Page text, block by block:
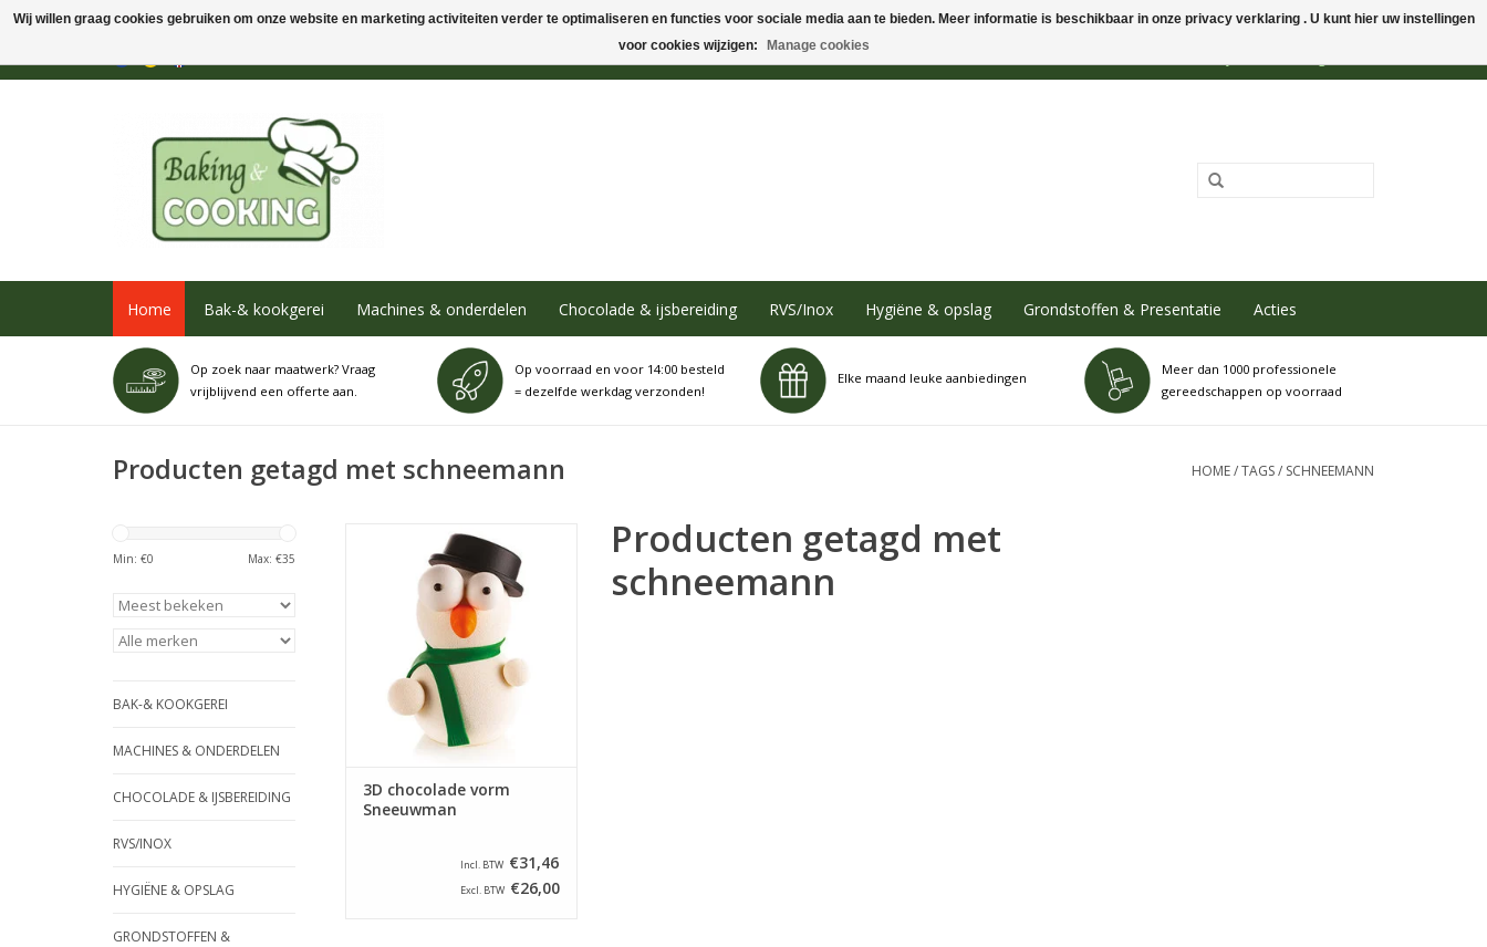
Home Bak-& kookgerei Machines & onderdelen Chocolade & ijsbereiding RVS/Inox Hygiëne & opslag Grondstoffen & Presentatie Acties
Op zoek naar maatwerk? Vraag
vrijblijvend een offerte aan.
Op voorraad en voor 14:00 besteld
= dezelfde werkdag verzonden!
Elke maand leuke aanbiedingen
Meer dan 1000 professionele
gereedschappen op voorraad
Producten getagd met schneemann HOME/TAGS/ SCHNEEMANN
Min: €0 Max: €35
BAK-& KOOKGEREI
MACHINES & ONDERDELEN
CHOCOLADE & IJSBEREIDING
RVS/INOX
HYGIËNE & OPSLAG
GRONDSTOFFEN &
Kit bestaande uit 4
thermogevormde mallen de
realisatie van een 3D-
chocoladevorm in de vorm van
een sneeuwpop.
TOEVOEGEN AAN WINKELWAGEN
3D chocolade vorm
Sneeuwman
Incl. BTW €31,46
Excl. BTW €26,00
Producten getagd met
schneemann
Wij willen graag cookies gebruiken om onze website en marketing activiteiten verder te optimaliseren en functies voor sociale media aan te bieden. Meer informatie is beschikbaar in onze privacy verklaring . U kunt hier uw instellingen
voor cookies wijzigen:
Manage cookies